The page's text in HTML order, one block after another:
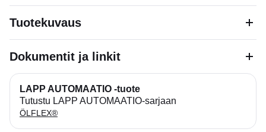
Tuotekuvaus
Dokumentit ja linkit
LAPP AUTOMAATIO -tuote
Tutustu LAPP AUTOMAATIO-sarjaan
ÖLFLEX®